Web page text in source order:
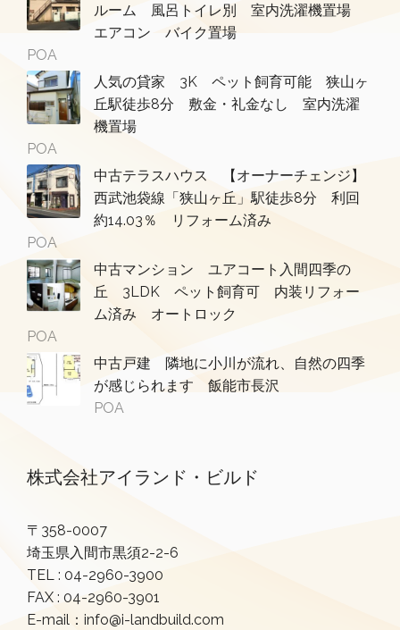
ルーム 風呂トイレ別 室内洗濯機置場
エアコン バイク置場
POA
人気の貸家 3K ペット飼育可能 狭山ヶ
丘駅徒歩8分 敷金・礼金なし 室内洗濯
機置場
POA
中古テラスハウス 【オーナーチェンジ】
西武池袋線「狭山ヶ丘」駅徒歩8分 利回
約14.03％ リフォーム済み
POA
中古マンション ユアコート入間四季の
丘 3LDK ペット飼育可 内装リフォー
ム済み オートロック
POA
中古戸建 隣地に小川が流れ、自然の四季
が感じられます 飯能市長沢
POA
株式会社アイランド・ビルド
〒358-0007
埼玉県入間市黒須2-2-6
TEL : 04-2960-3900
FAX : 04-2960-3901
E-mail：info@i-landbuild.com